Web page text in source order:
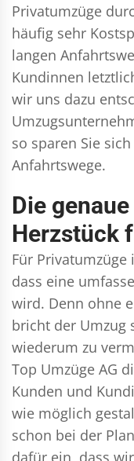
Privatumzüge
häufig sehr
langen
Kundinnen
wir uns dazu
so sparen Sie
Anfahrtswege.
Die
Herzstück
Für
dass eine
wird. Denn ohne
bricht der Umzug
wiederum zu
Top Umzüge AG
Kunden und
wie möglich
schon bei der
dafür ein, dass